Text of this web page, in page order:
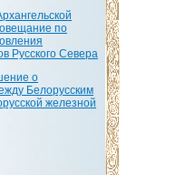
по
Русского Севера
о
Белорусским
железной